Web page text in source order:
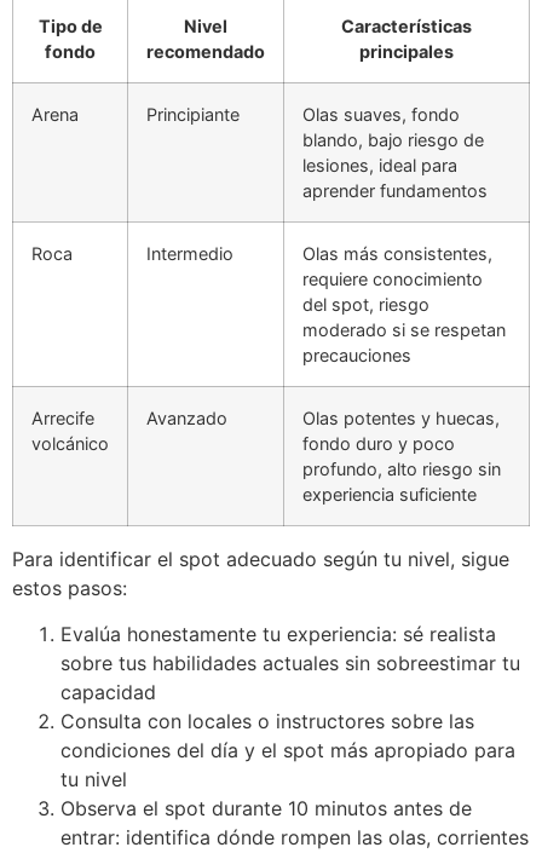
Tipo de
fondo
Nivel
recomendado
Características
principales
Arena Principiante
Olas suaves, fondo
blando, bajo riesgo de
lesiones, ideal para
aprender fundamentos
Roca Intermedio
Olas más consistentes,
requiere conocimiento
del spot, riesgo
moderado si se respetan
precauciones
Arrecife
volcánico
Avanzado
Olas potentes y huecas,
fondo duro y poco
profundo, alto riesgo sin
experiencia suficiente
Para identificar el spot adecuado según tu nivel, sigue
estos pasos:
Evalúa honestamente tu experiencia: sé realista
sobre tus habilidades actuales sin sobreestimar tu
capacidad
Consulta con locales o instructores sobre las
condiciones del día y el spot más apropiado para
tu nivel
Observa el spot durante 10 minutos antes de
entrar: identifica dónde rompen las olas, corrientes